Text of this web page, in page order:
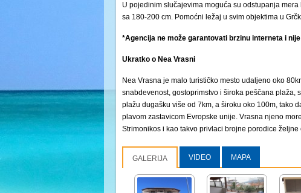
U pojedinim slučajevima moguća su odstupanja
sa 180-200 cm. Pomoćni ležaj u svim objektima u
*Agencija ne može garantovati brzinu interneta i
Ukratko o Nea Vrasni
Nea Vrasna je malo turističko mesto udaljeno oko
snabdevenost, gostoprimstvo i široka peščana
plažu dugašku više od 7km, a široku oko 100m, tako
plavom zastavicom Evropske unije. Vrasna njeno
Strimonikos i kao takvo privlaci brojne porodice željne
GALERIJA VIDEO MAPA